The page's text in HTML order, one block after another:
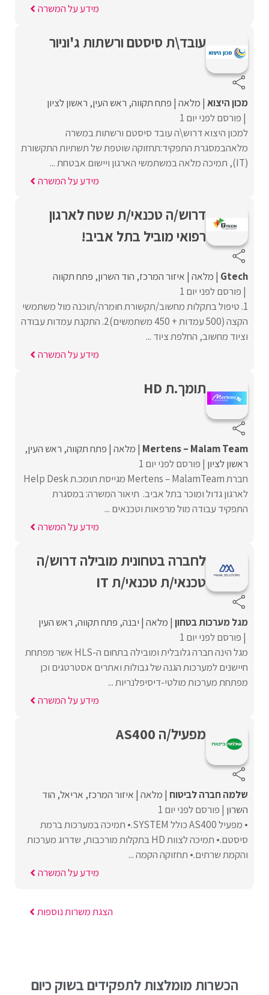
מידע על המשרה
עובד\ת סיסטם ורשתות ג'וניור
מכון היצוא מלאה פתח תקווה ראש העין ראשון לציון
פורסם לפני יום 1
למכון היצוא דרוש\ה עובד סיסטם ורשתות במשרה
מלאהבמסגרת התפקיד:תחזוקה שוטפת של תשתיות התקשורת
(IT), תמיכה מלאה במשתמשי הארגון ויישום אבטחת ...
מידע על המשרה
דרוש/ה טכנאי/ת שטח לארגון
רפואי מוביל בתל אביב!
Gtech מלאה איזור המרכז הוד השרון פתח תקווה
פורסם לפני יום 1
1. טיפול בתקלות מחשוב/תקשורת חומרה/תוכנה מול משתמשי
הקצה (500 עמדות + 450 משתמשים)2. התקנת עמדות עבודה
וציוד מחשוב, החלפת ציוד ...
מידע על המשרה
תומך.ת HD
Mertens – Malam Team מלאה פתח תקווה ראש העין
ראשון לציון פורסם לפני יום 1
חברת Mertens – MalamTeam מגייסת תומכ.ת Help Desk
לארגון גדול ומוכר בתל אביב. תיאור המשרה: במסגרת
התפקיד עבודה מול מרפאות וטכנאים ...
מידע על המשרה
לחברה בטחונית מובילה דרוש/ה
טכנאי/ת טכנאי/ת IT
מגל מערכות בטחון מלאה יבנה פתח תקווה ראש העין
פורסם לפני יום 1
מגל הינה חברה גלובלית ומובילה בתחום ה-HLS אשר מפתחת
חיישנים למערכות הגנה של גבולות ואתרים אסטרטגים וכן
מפתחת מערכות מולטי-דיסיפלנריות ...
מידע על המשרה
מפעיל/ה AS400
שלמה חברה לביטוח מלאה איזור המרכז אריאל הוד
השרון פורסם לפני יום 1
• מפעיל AS400 כולל SYSTEM.• תמיכה במערכות ברמת
סיסטם.• תמיכה לצוות HD בתקלות מורכבות, שדרוג מערכות
והקמת שרתים.• תחזוקה הקמה ...
מידע על המשרה
הצגת משרות נוספות
הכשרות מומלצות לתפקידים בשוק כיום